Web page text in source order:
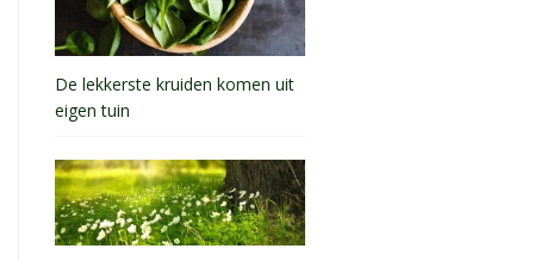
De lekkerste kruiden komen uit
eigen tuin